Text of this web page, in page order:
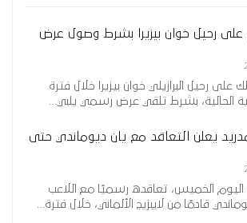
على رحيل خوان بيزيرا بشرط وصول عرض
على رحيل البرازيلي خوان بيزيرا خلال فترة
الحالية، بشرط تلقي عرض رسمي يلبي…
يعلن التعاقد مع يان ديوماندي حتى
اليوم الخميس، تعاقده رسميًا مع اللاعب
قادمًا من لايبزيج الألماني، خلال فترة…